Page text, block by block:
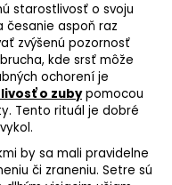
starostlivosť o svoju
česanie aspoň raz
zvýšenú pozornosť
kde srsť môže
ochorení je
o zubypomocou
Tento rituál je dobré
by sa mali pravidelne
či zraneniu. Setre sú